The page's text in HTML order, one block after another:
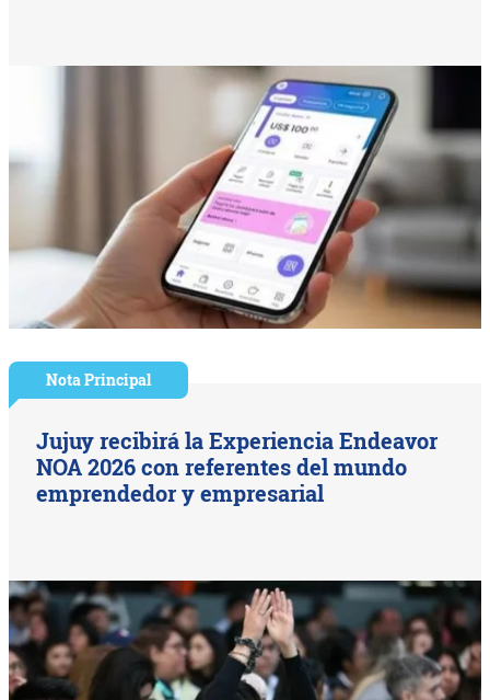
Nota Principal
Jujuy recibirá la Experiencia Endeavor
NOA 2026 con referentes del mundo
emprendedor y empresarial